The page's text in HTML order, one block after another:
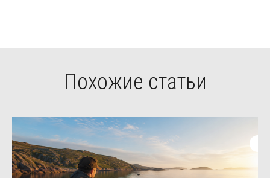
Похожие статьи